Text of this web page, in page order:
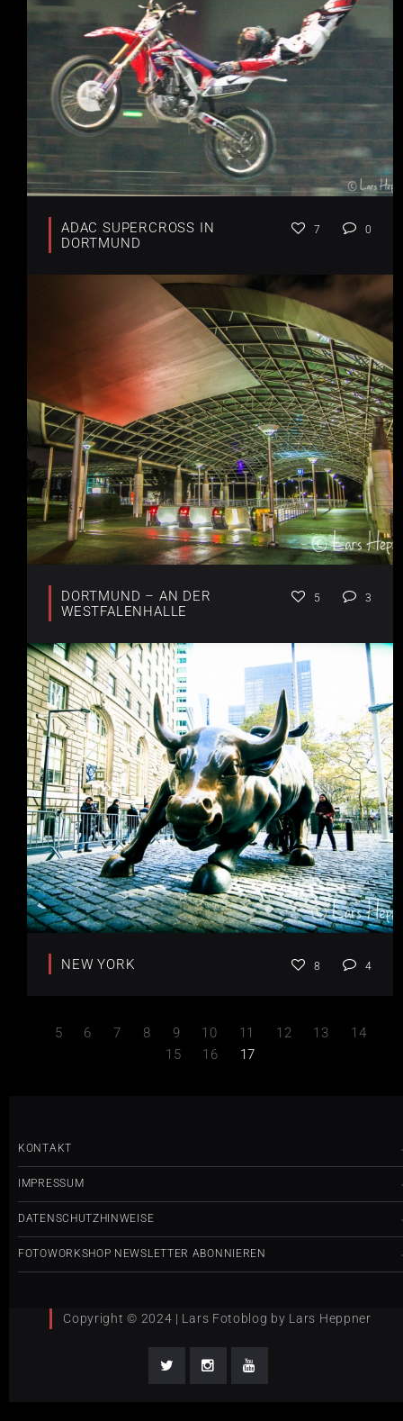
ADAC SUPERCROSS IN
DORTMUND
7 0
DORTMUND – AN DER
WESTFALENHALLE
5 3
NEW YORK 8 4
5 6 7 8 9 10 11 12 13
14
15
16 17
KONTAKT
IMPRESSUM
DATENSCHUTZHINWEISE
FOTOWORKSHOP NEWSLETTER ABONNIEREN
Copyright © 2024 | Lars Fotoblog by Lars Heppner